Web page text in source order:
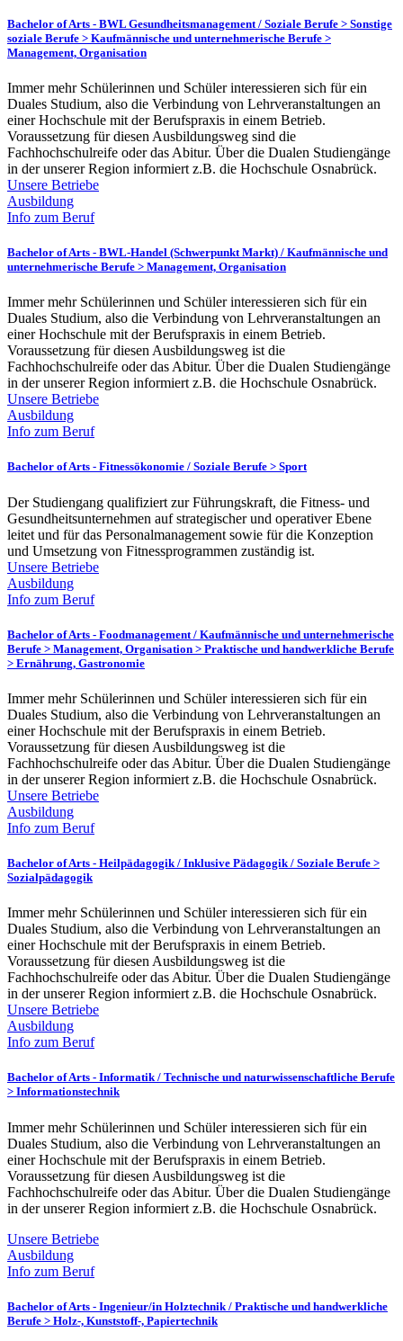
Bachelor of Arts - BWL Gesundheitsmanagement / Soziale Berufe > Sonstige
soziale Berufe > Kaufmännische und unternehmerische Berufe >
Management, Organisation
Immer mehr Schülerinnen und Schüler interessieren sich für ein
Duales Studium, also die Verbindung von Lehrveranstaltungen an
einer Hochschule mit der Berufspraxis in einem Betrieb.
Voraussetzung für diesen Ausbildungsweg sind die
Fachhochschulreife oder das Abitur. Über die Dualen Studiengänge
in der unserer Region informiert z.B. die Hochschule Osnabrück.
Unsere Betriebe
Ausbildung
Info zum Beruf
Bachelor of Arts - BWL-Handel (Schwerpunkt Markt) / Kaufmännische und
unternehmerische Berufe > Management, Organisation
Immer mehr Schülerinnen und Schüler interessieren sich für ein
Duales Studium, also die Verbindung von Lehrveranstaltungen an
einer Hochschule mit der Berufspraxis in einem Betrieb.
Voraussetzung für diesen Ausbildungsweg ist die
Fachhochschulreife oder das Abitur. Über die Dualen Studiengänge
in der unserer Region informiert z.B. die Hochschule Osnabrück.
Unsere Betriebe
Ausbildung
Info zum Beruf
Bachelor of Arts - Fitnessökonomie / Soziale Berufe > Sport
Der Studiengang qualifiziert zur Führungskraft, die Fitness- und
Gesundheitsunternehmen auf strategischer und operativer Ebene
leitet und für das Personalmanagement sowie für die Konzeption
und Umsetzung von Fitnessprogrammen zuständig ist.
Unsere Betriebe
Ausbildung
Info zum Beruf
Bachelor of Arts - Foodmanagement / Kaufmännische und unternehmerische
Berufe > Management, Organisation > Praktische und handwerkliche Berufe
> Ernährung, Gastronomie
Immer mehr Schülerinnen und Schüler interessieren sich für ein
Duales Studium, also die Verbindung von Lehrveranstaltungen an
einer Hochschule mit der Berufspraxis in einem Betrieb.
Voraussetzung für diesen Ausbildungsweg ist die
Fachhochschulreife oder das Abitur. Über die Dualen Studiengänge
in der unserer Region informiert z.B. die Hochschule Osnabrück.
Unsere Betriebe
Ausbildung
Info zum Beruf
Bachelor of Arts - Heilpädagogik / Inklusive Pädagogik / Soziale Berufe >
Sozialpädagogik
Immer mehr Schülerinnen und Schüler interessieren sich für ein
Duales Studium, also die Verbindung von Lehrveranstaltungen an
einer Hochschule mit der Berufspraxis in einem Betrieb.
Voraussetzung für diesen Ausbildungsweg ist die
Fachhochschulreife oder das Abitur. Über die Dualen Studiengänge
in der unserer Region informiert z.B. die Hochschule Osnabrück.
Unsere Betriebe
Ausbildung
Info zum Beruf
Bachelor of Arts - Informatik / Technische und naturwissenschaftliche Berufe
> Informationstechnik
Immer mehr Schülerinnen und Schüler interessieren sich für ein
Duales Studium, also die Verbindung von Lehrveranstaltungen an
einer Hochschule mit der Berufspraxis in einem Betrieb.
Voraussetzung für diesen Ausbildungsweg ist die
Fachhochschulreife oder das Abitur. Über die Dualen Studiengänge
in der unserer Region informiert z.B. die Hochschule Osnabrück.
Unsere Betriebe
Ausbildung
Info zum Beruf
Bachelor of Arts - Ingenieur/in Holztechnik / Praktische und handwerkliche
Berufe > Holz-, Kunststoff-, Papiertechnik